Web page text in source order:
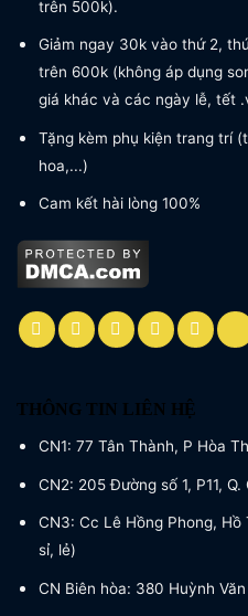
trên 500k).
Giảm ngay 30k vào thứ 2,
trên 600k (không áp dụng
giá khác và các ngày lễ, tết
Tặng kèm phụ kiện trang trí
hoa,...)
Cam kết hài lòng 100%
THÔNG TIN LIÊN HỆ
CN1: 77 Tân Thành, P Hòa
CN2: 205 Đường số 1, P11, Q.
CN3: Cc Lê Hồng Phong, Hồ
sỉ, lẻ)
CN Biên hòa: 380 Huỳnh